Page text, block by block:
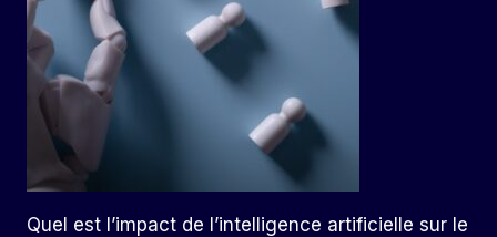
Quel est l’impact de l’intelligence artificielle sur le